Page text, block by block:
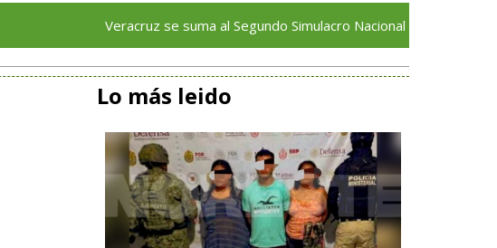
Veracruz se suma al Segundo Simulacro Nacional 2026; invita a la
Lo más leido